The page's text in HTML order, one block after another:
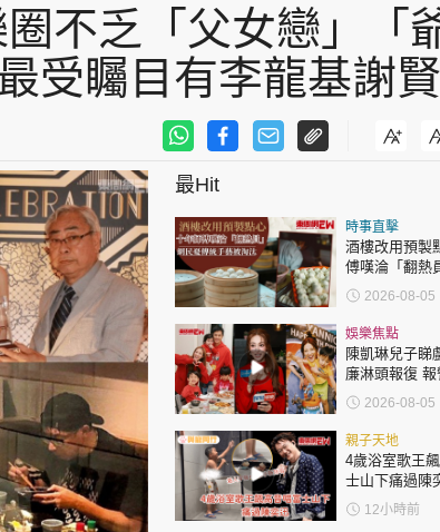
不乏「父女戀」「
受矚目有李龍基謝賢
最Hit
時事直擊
酒樓改用預製點心
傅嘆淪「翻熱
傳統手藝被淘汰
2026-08-05
娛樂焦點
陳凱琳兒子睇
廉淋頭報復 報
護子不力 歐錦
表態「媽媽有
2026-08-05
親子天地
4歲浴室歌王
士山下痛過陳
12小時前